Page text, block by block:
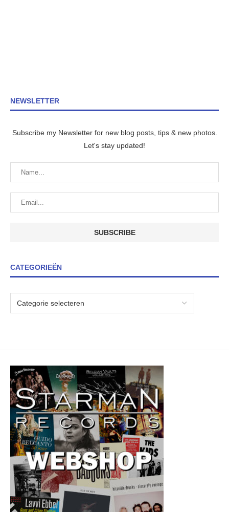
NEWSLETTER
Subscribe my Newsletter for new blog posts, tips & new photos.
Let's stay updated!
CATEGORIEËN